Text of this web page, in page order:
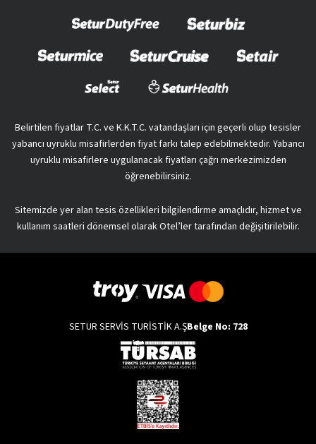
Belirtilen fiyatlar T.C. ve K.K.T.C. vatandaşları için geçerli olup tesisler
yabancı uyruklu misafirlerden fiyat farkı talep edebilmektedir. Yabancı
uyruklu misafirlere uygulanacak fiyatları çağrı merkezimizden
öğrenebilirsiniz.
Sitemizde yer alan tesis özellikleri bilgilendirme amaçlıdır, hizmet ve
kullanım saatleri dönemsel olarak Otel’ler tarafından değişitirilebilir.
SETUR SERVİS TURİSTİK A.ŞBelge No: 728